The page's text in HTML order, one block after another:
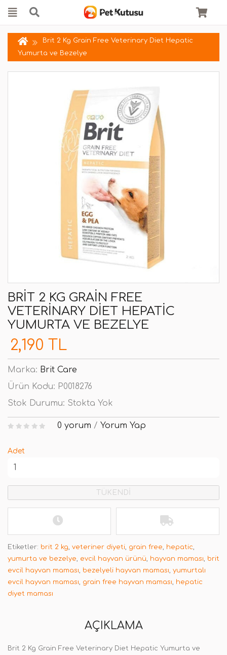
Brit 2 Kg Grain Free Veterinary Diet Hepatic
Yumurta ve Bezelye
BRIT 2 KG GRAIN FREE
VETERINARY DIET HEPATIC
YUMURTA VE BEZELYE
2,190 TL
Marka: Brit Care
Ürün Kodu: P0018276
Stok Durumu: Stokta Yok
0 yorum / Yorum Yap
Adet
TÜKENDİ
Etiketler: brit 2 kg, veteriner diyeti, grain free, hepatic,
yumurta ve bezelye, evcil hayvan ürünü, hayvan maması, brit
evcil hayvan maması, bezelyeli hayvan maması, yumurtalı
evcil hayvan maması, grain free hayvan maması, hepatic
diyet maması
AÇIKLAMA
Brit 2 Kg Grain Free Veterinary Diet Hepatic Yumurta ve